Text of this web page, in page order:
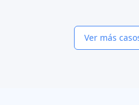
Ver más